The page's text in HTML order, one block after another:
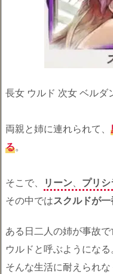
長女 ウルド 次女 ベルダ
両親と姉に連れられて、
る。
そこで、 リーン、 プリ
その中ではスクルドが
ある日二人の姉が事故
ウルドと呼ぶようになる。
そんな生活に耐えられ